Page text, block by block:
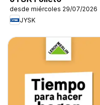
desde miércoles 29/07/2026
JYSK